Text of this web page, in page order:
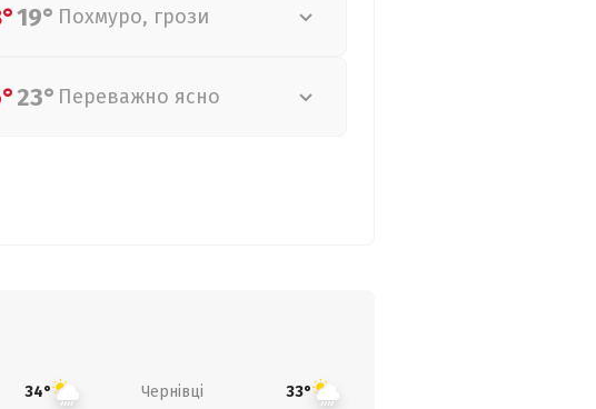
19° Похмуро, грози
23° Переважно ясно
34° Чернівці 33°